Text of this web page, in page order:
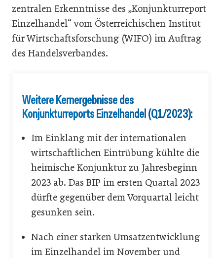
zentralen Erkenntnisse des „Konjunkturreport
Einzelhandel“ vom Österreichischen Institut
für Wirtschaftsforschung (WIFO) im Auftrag
des Handelsverbandes.
Weitere Kernergebnisse des
Konjunkturreports Einzelhandel (Q1/2023):
Im Einklang mit der internationalen
wirtschaftlichen Eintrübung kühlte die
heimische Konjunktur zu Jahresbeginn
2023 ab. Das BIP im ersten Quartal 2023
dürfte gegenüber dem Vorquartal leicht
gesunken sein.
Nach einer starken Umsatzentwicklung
im Einzelhandel im November und